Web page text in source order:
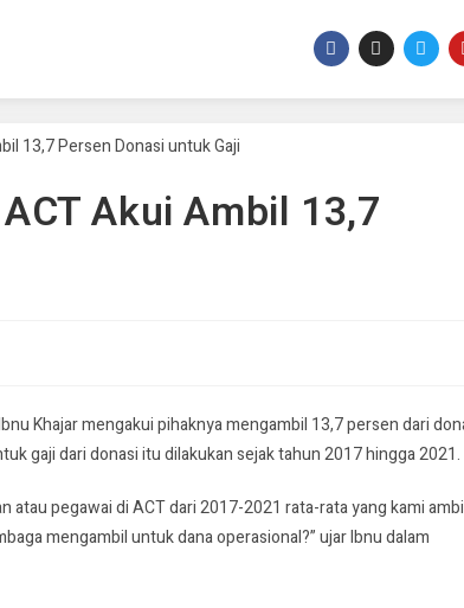
Akui Ambil 13,7
Khajar mengakui pihaknya mengambil 13,7 persen dari
gaji dari donasi itu dilakukan sejak tahun 2017 hingga 2021.
atau pegawai di ACT dari 2017-2021 rata-rata yang kami
mengambil untuk dana operasional?” ujar Ibnu dalam